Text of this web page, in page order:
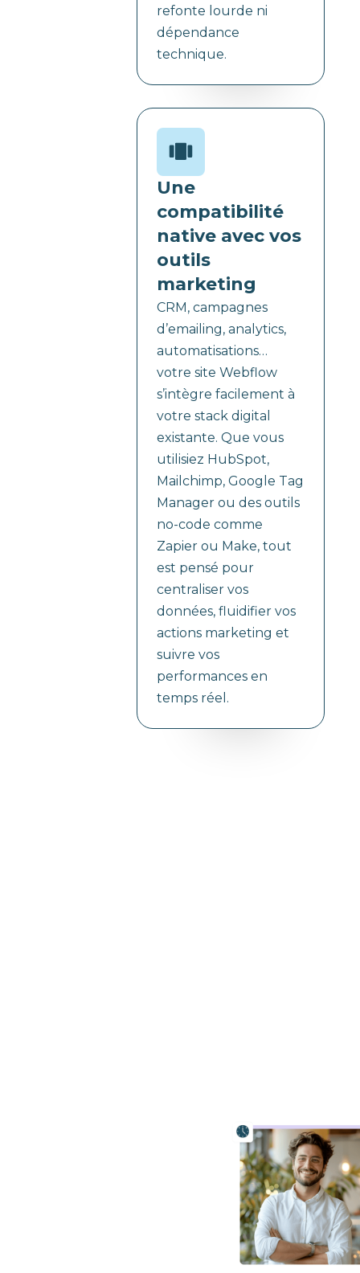
refonte lourde ni
dépendance
technique.
Une
compatibilité
native avec vos
outils
marketing
CRM, campagnes
d’emailing, analytics,
automatisations…
votre site Webflow
s’intègre facilement à
votre stack digital
existante. Que vous
utilisiez HubSpot,
Mailchimp, Google Tag
Manager ou des outils
no-code comme
Zapier ou Make, tout
est pensé pour
centraliser vos
données, fluidifier vos
actions marketing et
suivre vos
performances en
temps réel.